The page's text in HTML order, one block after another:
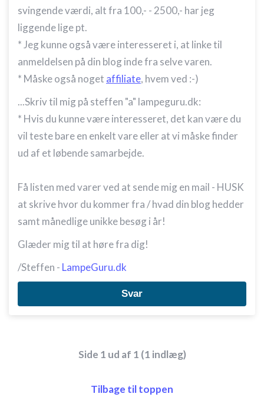
svingende værdi, alt fra 100,- - 2500,- har jeg
liggende lige pt.
* Jeg kunne også være interesseret i, at linke til
anmeldelsen på din blog inde fra selve varen.
* Måske også noget affiliate, hvem ved :-)
...Skriv til mig på steffen "a" lampeguru.dk:
* Hvis du kunne være interesseret, det kan være du
vil teste bare en enkelt vare eller at vi måske finder
ud af et løbende samarbejde.
Få listen med varer ved at sende mig en mail - HUSK
at skrive hvor du kommer fra / hvad din blog hedder
samt månedlige unikke besøg i år!
Glæder mig til at høre fra dig!
/Steffen - LampeGuru.dk
Svar
Side 1 ud af 1 (1 indlæg)
Tilbage til toppen